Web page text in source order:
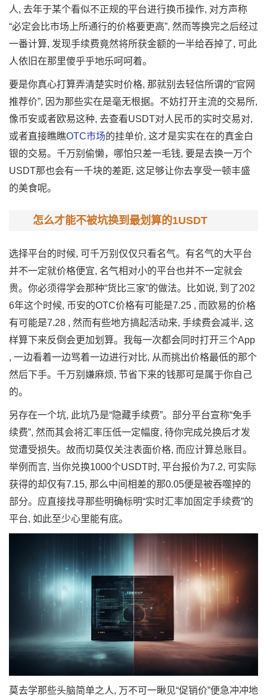
人, 去年于某个看似不正规的平台进行换币操作, 对方声称
“必定会比市场上所通行的价格要更高”, 然而等换完之后经过
一番计算, 发现手续费竟然将所获金额的一半给吞掉了, 可此
人依旧在那里傻乎乎地乐呵呵着。
要是你真心打算弄清楚实时价格, 那就别去轻信所谓的“官网
推荐价”, 因为那些实在是毫无根据。不妨打开主流的交易所,
像币安或者欧易这种, 去查看USDT对人民币的实时交易对,
或者直接瞧瞧OTC市场的挂单价, 这才是实实在在的真金白
银的交易。千万别偷懒，哪怕只差一毛钱, 要是去换一万个
USDT那也会有一千块的差距, 这足够让你去享受一顿丰盛
的美食呢。
怎么才能不被坑换到最划算的1USDT
选择平台的时候, 可千万别仅仅只看名气。有名气的大平台
并不一定就价格便宜, 名气相对小的平台也并不一定就会
贵。你必须得学会那种“货比三家”的做法。比如说, 到了202
6年这个时候, 币安的OTC价格有可能是7.25 , 而欧易的价格
有可能是7.28 , 然而有些地方搞起活动来, 手续费会减半, 这
样算下来反倒会更加划算。我每一次都会同时打开三个App
, 一边看着一边骂着一边进行对比, 从而挑出价格最低的那个
然后下手。千万别嫌麻烦, 节省下来的钱那可是属于你自己
的。
另存在一个坑, 此坑乃是“隐藏手续费”。部分平台宣称“免手
续费”, 然而其会将汇率压低一定幅度, 待你完成兑换后才发
觉遭受损失。故而切莫仅关注表面价格, 而应计算总账目。
举例而言, 当你兑换1000个USDT时, 平台报价为7.2, 可实际
获得的却仅有7.15, 那么中间相差的那0.05便是被吞噬掉的
部分。应直接找寻那些明确标明“实时汇率加固定手续费”的
平台, 如此至少心里能有底。
莫去学那些头脑简单之人, 万不可一瞅见“促销价”便急冲冲地